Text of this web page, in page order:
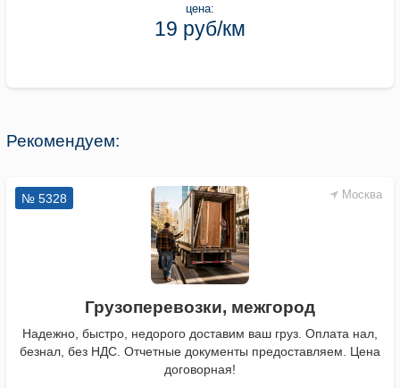
цена:
19 руб/км
Рекомендуем:
Москва
№ 5328
Грузоперевозки, межгород
Надежно, быстро, недорого доставим ваш груз. Оплата нал,
безнал, без НДС. Отчетные документы предоставляем. Цена
договорная!